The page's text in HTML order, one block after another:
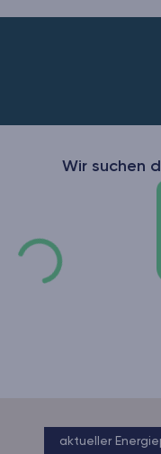
Wir suchen
aktueller